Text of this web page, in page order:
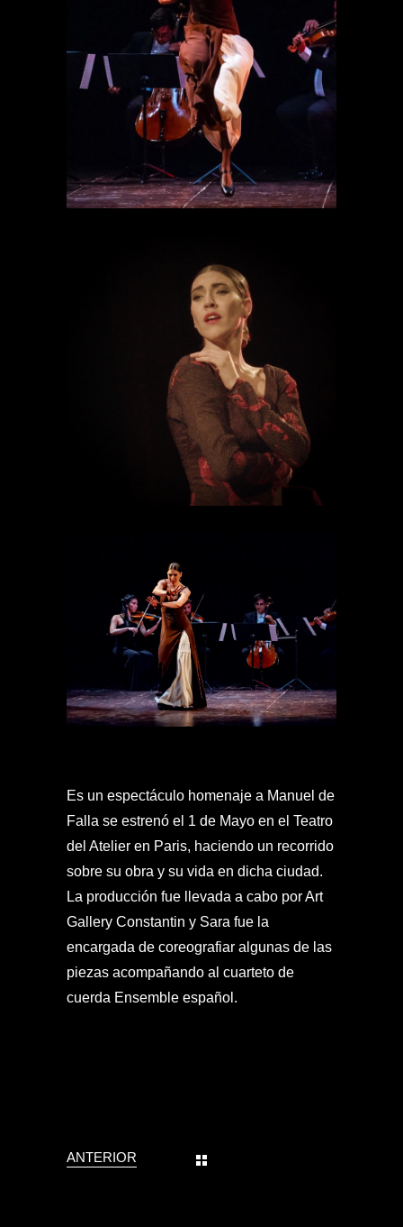
Es un espectáculo homenaje a Manuel de
Falla se estrenó el 1 de Mayo en el Teatro
del Atelier en Paris, haciendo un recorrido
sobre su obra y su vida en dicha ciudad.
La producción fue llevada a cabo por Art
Gallery Constantin y Sara fue la
encargada de coreografiar algunas de las
piezas acompañando al cuarteto de
cuerda Ensemble español.
ANTERIOR